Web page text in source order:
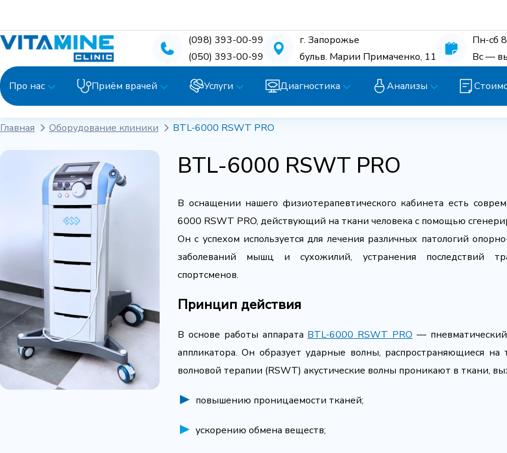
(098) 393-00-99
(050) 393-00-99
г. Запорожье
бульв. Марии Примаченко, 11
Пн-сб
Вс —
Про нас Приём врачей Услуги Диагностика Анализы
Главная Оборудование клиники BTL-6000 RSWT PRO
BTL-6000 RSWT PRO
В оснащении нашего физиотерапевтического кабинета есть
6000 RSWT PRO, действующий на ткани человека с помощью
Он с успехом используется для лечения различных патологий
заболеваний мышц и сухожилий, устранения последствий
спортсменов.
Принцип действия
В основе работы аппарата BTL-6000 RSWT PRO —
аппликатора. Он образует ударные волны, распространяющиеся
волновой терапии (RSWT) акустические волны проникают в ткани,
повышению проницаемости тканей;
ускорению обмена веществ;